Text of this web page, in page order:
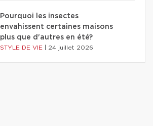
Pourquoi les insectes
envahissent certaines maisons
plus que d'autres en été?
STYLE DE VIE 24 juillet 2026